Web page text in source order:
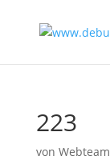
223
von Webteam